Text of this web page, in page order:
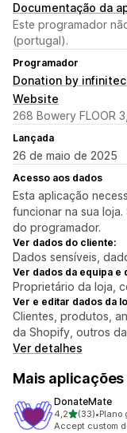
Documentação da
Este programador
(portugal).
Programador
Donation by
Website
268 Bowery FLOOR
Lançada
26 de maio de 2025
Acesso aos dados
Esta aplicação
funcionar na sua
do programador.
Ver dados do cliente:
Dados sensíveis,
Ver dados da equipa
Proprietário da loja,
Ver e editar dados da
Clientes, produtos,
da Shopify, outros
Ver detalhes
Mais
DonateMate
4,2de 5 estrelas
(33)
33 total de
•Plano
Accept custom